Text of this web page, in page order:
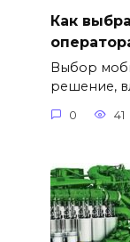
Как
Выбор
решение,
0 41